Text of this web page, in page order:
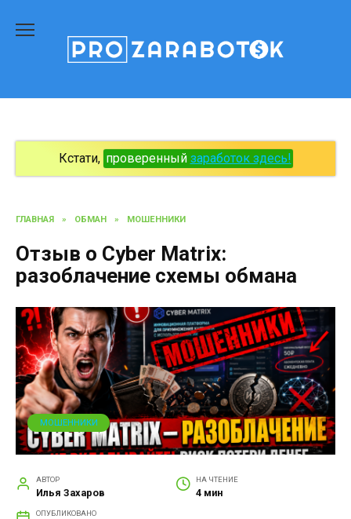
содержанию
Кстати, проверенный заработок здесь!
ГЛАВНАЯ » ОБМАН » МОШЕННИКИ
Отзыв о Cyber Matrix:
разоблачение схемы обмана
МОШЕННИКИ
АВТОР
Илья Захаров
НА ЧТЕНИЕ
4 мин
ОПУБЛИКОВАНО